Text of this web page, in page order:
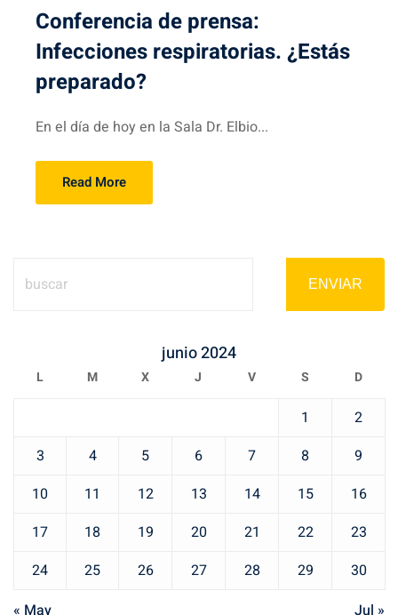
Conferencia de prensa:
Infecciones respiratorias. ¿Estás
preparado?
En el día de hoy en la Sala Dr. Elbio...
Read More
ENVIAR
junio 2024
L M X J V S D
1
2
3
4 5 6 7 8
9
10
11 12 13 14 15
16
17
18 19 20 21 22
23
24
25 26 27 28 29
30